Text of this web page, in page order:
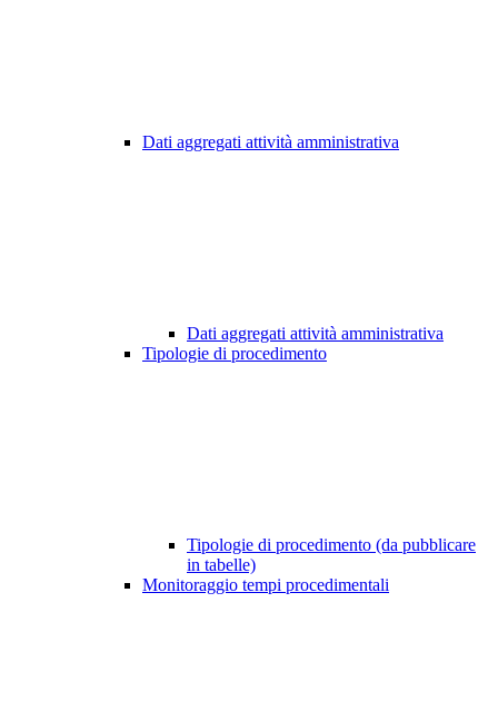
Dati aggregati attività amministrativa
Dati aggregati attività amministrativa
Tipologie di procedimento
Tipologie di procedimento (da pubblicare
in tabelle)
Monitoraggio tempi procedimentali